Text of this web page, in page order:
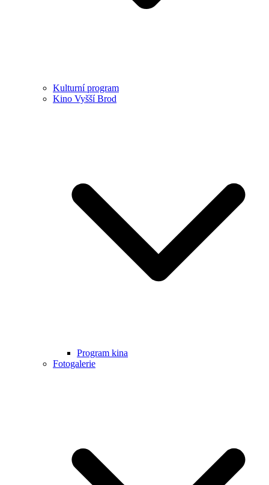
Kulturní program
Kino Vyšší Brod
Program kina
Fotogalerie